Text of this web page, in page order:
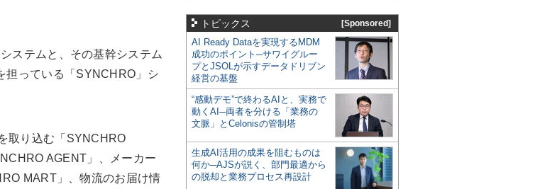
ステムと、その基幹システム
担っている「SYNCHRO」シ
取り込む「SYNCHRO
AGENT」、メーカー
MART」、物流のお届け情
トピックス [Sponsored]
AI Ready Dataを実現するMDM
成功のポイント─サワイグルー
プとJSOLが示すデータドリブン
経営の基盤
“感動デモ”で終わるAIと、実務で
動くAI─両者を分ける「業務の
文脈」とCelonisの管制塔
生成AI活用の成果を阻むものは
何か─AJSが説く、部門最適から
の脱却と業務プロセス再設計